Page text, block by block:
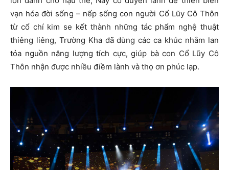
vạn hóa đời sống – nếp sống con người Cổ Lũy Cô Thôn
từ cổ chí kim se kết thành những tác phẩm nghệ thuật
thiêng liêng, Trường Kha đã dùng các ca khúc nhằm lan
tỏa nguồn năng lượng tích cực, giúp bà con Cổ Lũy Cô
Thôn nhận được nhiều điềm lành và thọ ơn phúc lạp.